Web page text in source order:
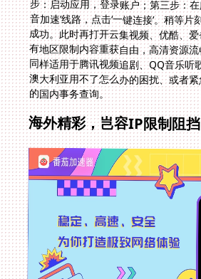
的国内事务查询。
海外精彩，岂容IP限制阻挡